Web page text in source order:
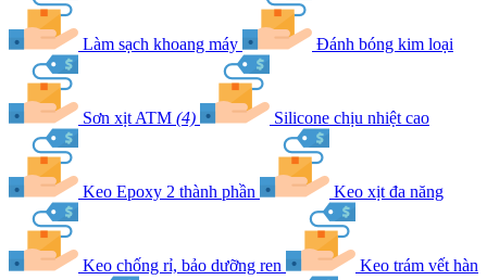
Làm sạch khoang máy Đánh bóng kim loại
Sơn xịt ATM (4) Silicone chịu nhiệt cao
Keo Epoxy 2 thành phần Keo xịt đa năng
Keo chống rỉ, bảo dưỡng ren Keo trám vết hàn